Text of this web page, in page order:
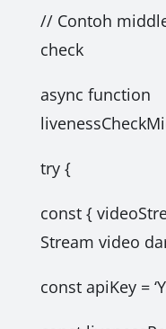
// Contoh
check
async function
try {
const {
Stream video
const apiKey =